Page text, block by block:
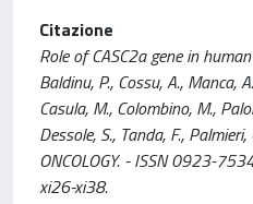
Citazione
Role of CASC2a gene in
Baldinu, P., Cossu, A., Manca,
Casula, M., Colombino, M.,
Dessole, S., Tanda, F.,
ONCOLOGY. - ISSN 0923-
xi26-xi38.